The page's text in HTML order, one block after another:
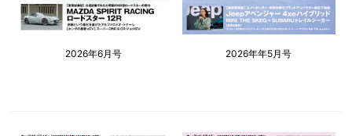
2026年6月号 2026年年5月号